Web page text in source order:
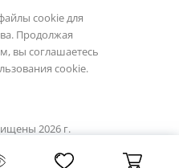
cookie для
Продолжая
вы соглашаетесь
cookie.
2026 г.